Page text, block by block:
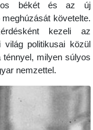
békét és az új
követelte.
kezeli az
politikusai közül
milyen súlyos
nemzettel.